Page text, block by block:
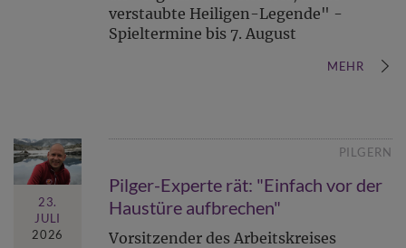
verstaubte Heiligen-Legende" -
Spieltermine bis 7. August
MEHR
23.
JULI
2026
PILGERN
Pilger-Experte rät: "Einfach vor der
Haustüre aufbrechen"
Vorsitzender des Arbeitskreises